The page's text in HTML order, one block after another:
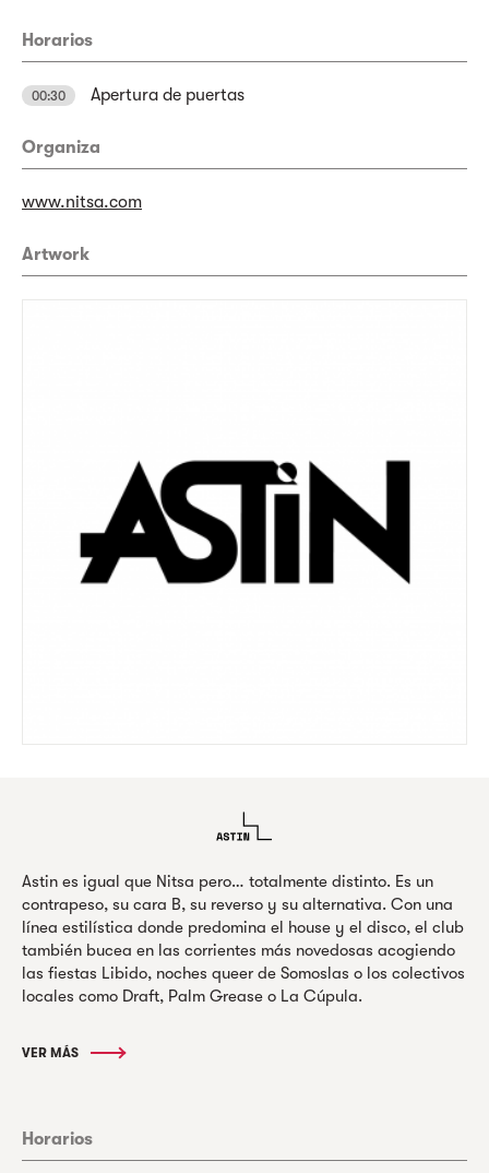
Horarios
00:30 Apertura de puertas
Organiza
www.nitsa.com
Artwork
Astin es igual que Nitsa pero… totalmente distinto. Es un
contrapeso, su cara B, su reverso y su alternativa. Con una
línea estilística donde predomina el house y el disco, el club
también bucea en las corrientes más novedosas acogiendo
las fiestas Libido, noches queer de Somoslas o los colectivos
locales como Draft, Palm Grease o La Cúpula.
VER MÁS
Horarios